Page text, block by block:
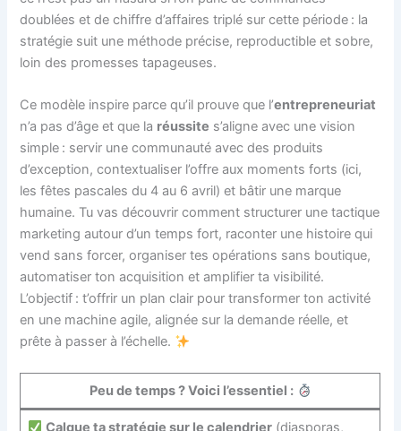
doublées et de chiffre d’affaires triplé sur cette période : la
stratégie suit une méthode précise, reproductible et sobre,
loin des promesses tapageuses.
Ce modèle inspire parce qu’il prouve que l’entrepreneuriat
n’a pas d’âge et que la réussite s’aligne avec une vision
simple : servir une communauté avec des produits
d’exception, contextualiser l’offre aux moments forts (ici,
les fêtes pascales du 4 au 6 avril) et bâtir une marque
humaine. Tu vas découvrir comment structurer une tactique
marketing autour d’un temps fort, raconter une histoire qui
vend sans forcer, organiser tes opérations sans boutique,
automatiser ton acquisition et amplifier ta visibilité.
L’objectif : t’offrir un plan clair pour transformer ton activité
en une machine agile, alignée sur la demande réelle, et
prête à passer à l’échelle.
Peu de temps ? Voici l’essentiel :